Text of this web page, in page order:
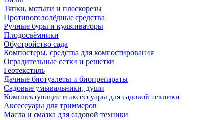
Тяпки, мотыги и плоскорезы
Противогололёдные средства
Ручные буры и культиваторы
Плодосъёмники
Обустройство сада
Компостеры, средства для компостирования
Оградительные сетки и решетки
Геотекстиль
Дачные биотуалеты и биопрепараты
Садовые умывальники, души
Комплектующие и аксессуары для садовой техники
Аксессуары для триммеров
Масла и смазка для садовой техники